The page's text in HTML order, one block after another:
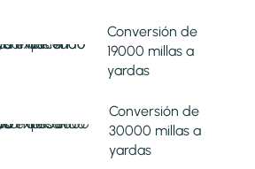
Conversión de
19000 millas a
yardas
Conversión de
30000 millas a
yardas